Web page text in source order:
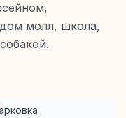
молл, школа,